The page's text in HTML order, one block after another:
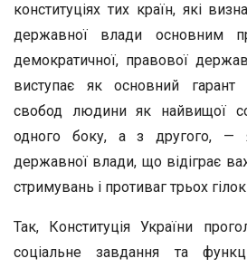
конституціях тих країн, які
державної влади основним
демократичної, правової
виступає як основний
свобод людини як найвищої
одного боку, а з другого, —
державної влади, що відіграє
стримувань і противаг трьох
Так, Конституція України
соціальне завдання та